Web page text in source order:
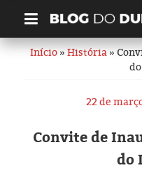
Quem é
Início»História»
22 de
Convite de
do